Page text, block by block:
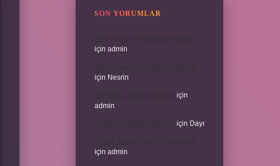
SON YORUMLAR
için admin
için Nesrin
için
admin
için Dayı
için admin